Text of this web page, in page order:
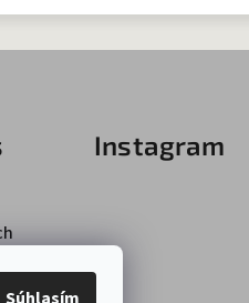
Instagram